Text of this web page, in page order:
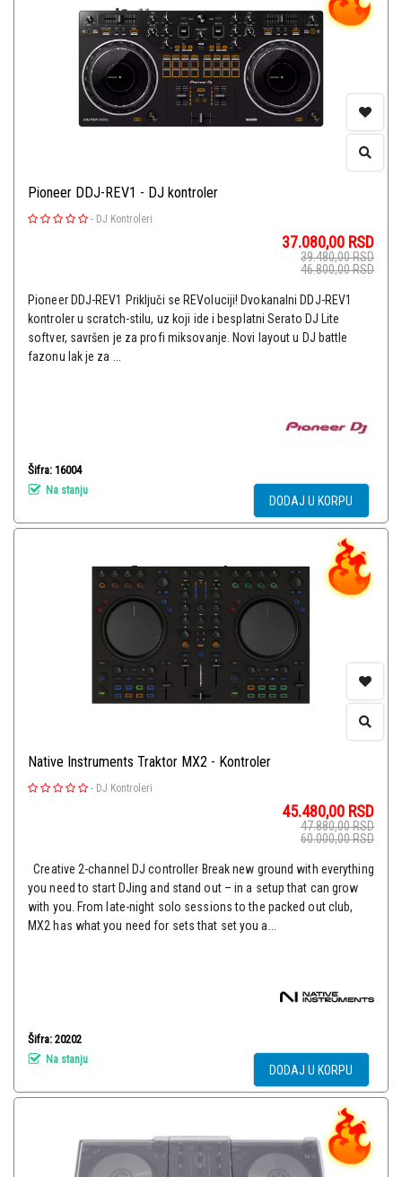
Pioneer DDJ-REV1 - DJ kontroler
- DJ Kontroleri
37.080,00 RSD
39.480,00RSD
46.800,00RSD
Pioneer DDJ-REV1 Priključi se REVoluciji! Dvokanalni DDJ-REV1
kontroler u scratch-stilu, uz koji ide i besplatni Serato DJ Lite
softver, savršen je za profi miksovanje. Novi layout u DJ battle
fazonu lak je za ...
Šifra: 16004
Na stanju
DODAJ U KORPU
Native Instruments Traktor MX2 - Kontroler
- DJ Kontroleri
45.480,00 RSD
47.880,00RSD
60.000,00RSD
Creative 2-channel DJ controller Break new ground with everything
you need to start DJing and stand out – in a setup that can grow
with you. From late-night solo sessions to the packed out club,
MX2 has what you need for sets that set you a...
Šifra: 20202
Na stanju
DODAJ U KORPU